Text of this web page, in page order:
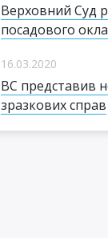
Верховний Суд
посадового
16.03.2020
ВС представив
зразкових справ